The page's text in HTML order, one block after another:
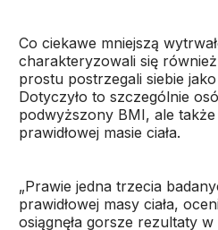
Co ciekawe mniejszą
charakteryzowali się
prostu postrzegali siebie
Dotyczyło to szczególnie
podwyższony BMI, ale
prawidłowej masie ciała.
„Prawie jedna trzecia
prawidłowej masy ciała,
osiągnęła gorsze rezultaty